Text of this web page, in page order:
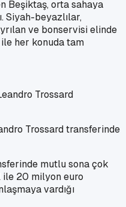
Beşiktaş, orta sahaya
Siyah-beyazlılar,
ve bonservisi elinde
her konuda tam
Trossard transferinde
mutlu sona çok
ile 20 milyon euro
vardığı